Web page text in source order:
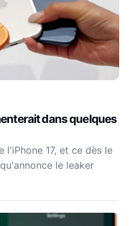
dans quelques
l'iPhone 17, et ce dès le
le leaker